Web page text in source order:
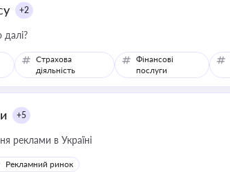
+2
Страхова
діяльність
Фінансові
послуги
+5
реклами в Україні
Рекламний ринок